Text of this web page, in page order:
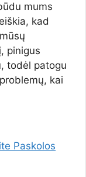
mums
kad
pinigus
todėl patogu
kai
Paskolos